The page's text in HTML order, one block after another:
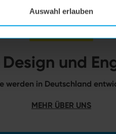
Auswahl erlauben
und
werden in Deutschland
MEHR ÜBER UNS